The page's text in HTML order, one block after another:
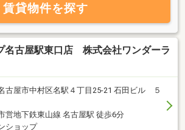
賃貸物件を探す
名古屋駅東口店 株式会社ワンダーラ
古屋市中村区名駅４丁目25-21 石田ビル ５
営地下鉄東山線 名古屋駅 徒歩6分
ショップ